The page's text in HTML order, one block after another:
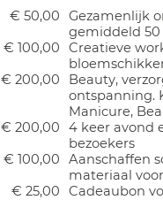
€ 50,00
Gezamenlijk
gemiddeld 50
€ 100,00
Creatieve
€ 200,00
Beauty,
ontspanning.
Manicure,
€ 200,00
4 keer avond
bezoekers
€ 100,00
Aanschaffen
materiaal
€ 25,00 Cadeaubon